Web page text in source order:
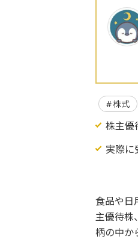
株式
株主優
実際に
食品や日
主優待株
柄の中か